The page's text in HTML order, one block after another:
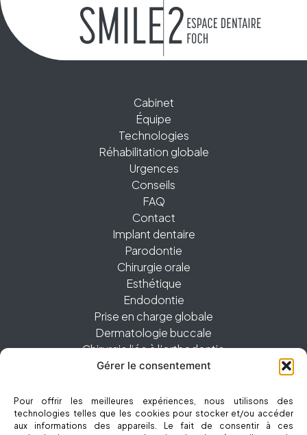
Gérer le consentement
Pour offrir les meilleures expériences, nous utilisons des
technologies telles que les cookies pour stocker et/ou accéder
aux informations des appareils. Le fait de consentir à ces
Cabinet
Équipe
Technologies
Réhabilitation globale
Urgences
Conseils
FAQ
Contact
Implant dentaire
Parodontie
Chirurgie orale
Esthétique
Endodontie
Prise en charge globale
Dermatologie buccale
Chirurgie liée à l’orthodontie
2bis avenue Foch, 94160 Saint-Mandé